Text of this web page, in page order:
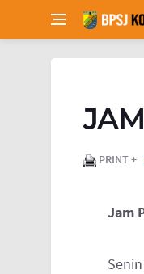
PRINT +
Jam